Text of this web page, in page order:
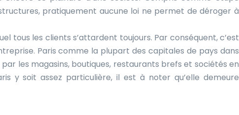
pratiquement aucune loi ne permet de déroger à
tous les clients s’attardent toujours. Par conséquent, c’est
Paris comme la plupart des capitales de pays dans
les magasins, boutiques, restaurants brefs et sociétés en
y soit assez particulière, il est à noter qu’elle demeure